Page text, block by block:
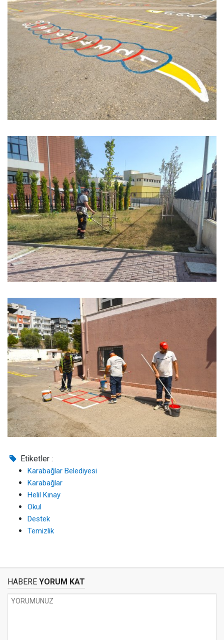
Etiketler :
Karabağlar Belediyesi
Karabağlar
Helil Kınay
Okul
Destek
Temizlik
HABERE YORUM KAT